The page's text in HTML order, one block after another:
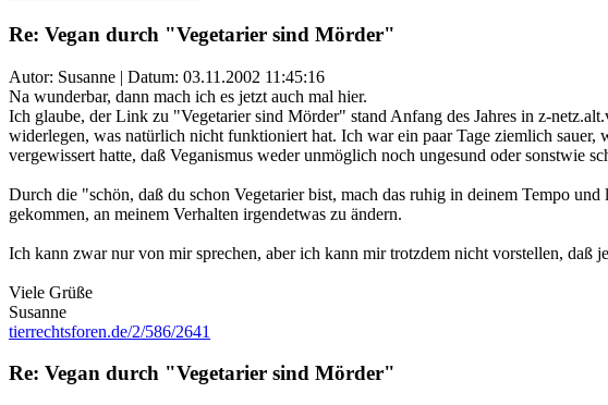
Re: Vegan durch "Vegetarier sind Mörder"
Autor: Susanne | Datum: 03.11.2002 11:45:16
Na wunderbar, dann mach ich es jetzt auch mal hier.
Ich glaube, der Link zu "Vegetarier sind Mörder" stand Anfang des Jahres in z-
widerlegen, was natürlich nicht funktioniert hat. Ich war ein paar Tage ziemlich
vergewissert hatte, daß Veganismus weder unmöglich noch ungesund oder sonstwie
Durch die "schön, daß du schon Vegetarier bist, mach das ruhig in deinem Tempo
gekommen, an meinem Verhalten irgendetwas zu ändern.
Ich kann zwar nur von mir sprechen, aber ich kann mir trotzdem nicht vorstellen, daß
Viele Grüße
Susanne
tierrechtsforen.de/2/586/2641
Re: Vegan durch "Vegetarier sind Mörder"